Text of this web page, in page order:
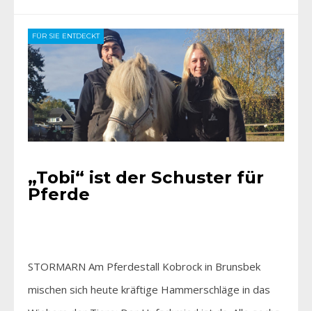
FÜR SIE ENTDECKT
„Tobi“ ist der Schuster für
Pferde
STORMARN Am Pferdestall Kobrock in Brunsbek
mischen sich heute kräftige Hammerschläge in das